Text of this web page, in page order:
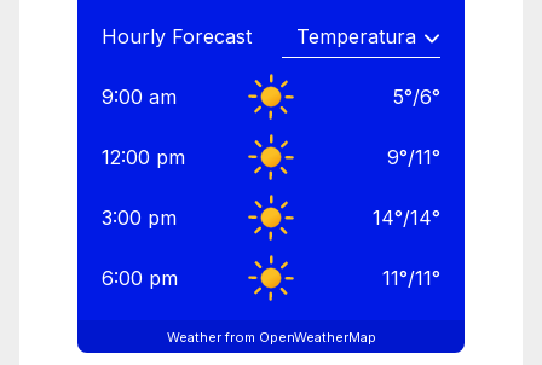
Hourly Forecast
9:00 am 5°/6°
12:00 pm 9°/11°
3:00 pm 14°/14°
6:00 pm 11°/11°
Weather from OpenWeatherMap